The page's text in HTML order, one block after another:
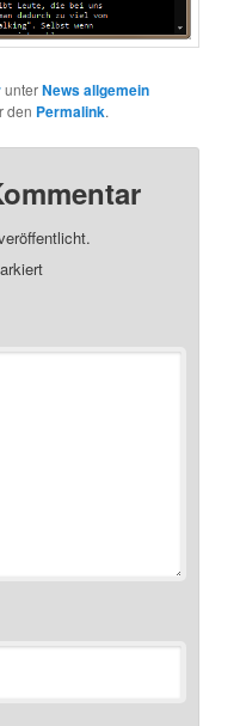
unterNews allgemein
den Permalink.